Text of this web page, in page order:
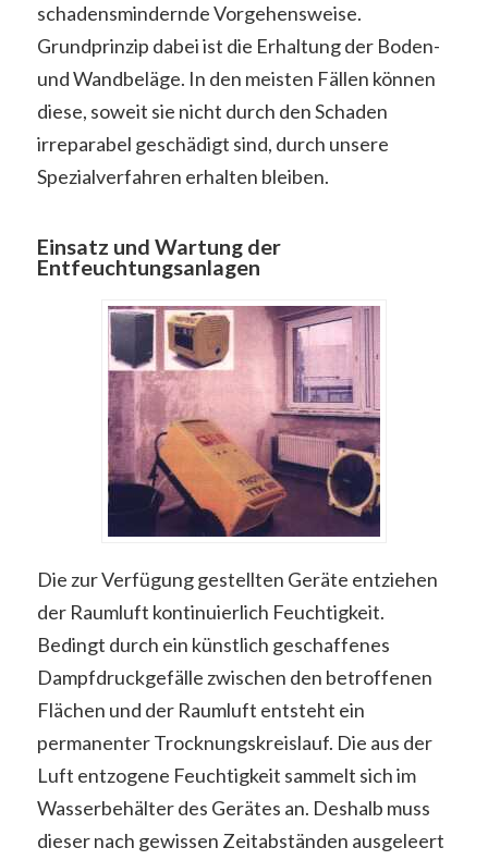
schadensmindernde Vorgehensweise.
Grundprinzip dabei ist die Erhaltung der Boden-
und Wandbeläge. In den meisten Fällen können
diese, soweit sie nicht durch den Schaden
irreparabel geschädigt sind, durch unsere
Spezialverfahren erhalten bleiben.
Einsatz und Wartung der
Entfeuchtungsanlagen
Die zur Verfügung gestellten Geräte entziehen
der Raumluft kontinuierlich Feuchtigkeit.
Bedingt durch ein künstlich geschaffenes
Dampfdruckgefälle zwischen den betroffenen
Flächen und der Raumluft entsteht ein
permanenter Trocknungskreislauf. Die aus der
Luft entzogene Feuchtigkeit sammelt sich im
Wasserbehälter des Gerätes an. Deshalb muss
dieser nach gewissen Zeitabständen ausgeleert